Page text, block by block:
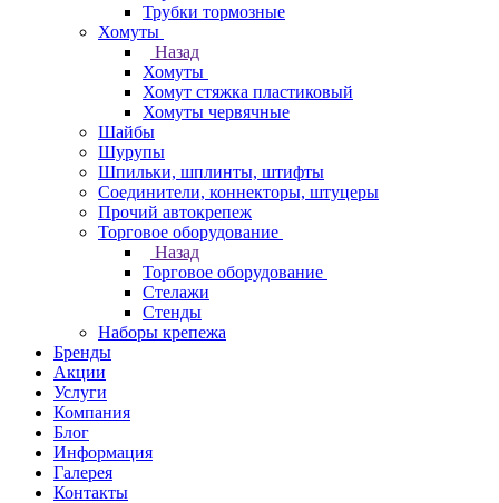
Трубки тормозные
Хомуты
Назад
Хомуты
Хомут стяжка пластиковый
Хомуты червячные
Шайбы
Шурупы
Шпильки, шплинты, штифты
Соединители, коннекторы, штуцеры
Прочий автокрепеж
Торговое оборудование
Назад
Торговое оборудование
Стелажи
Стенды
Наборы крепежа
Бренды
Акции
Услуги
Компания
Блог
Информация
Галерея
Контакты